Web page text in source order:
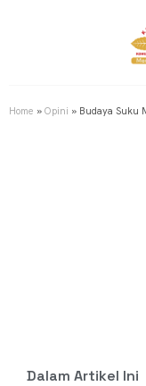
Home » Opini » Budaya Suku
Dalam Artikel Ini